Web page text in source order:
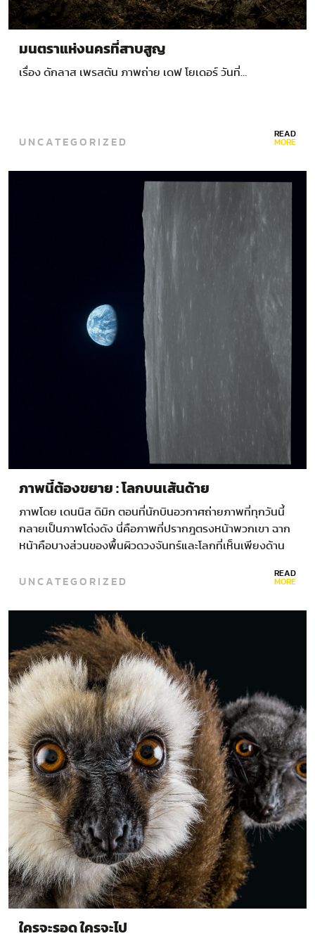
มนตราแห่งนครที่สาบสูญ
เรื่อง ดักลาส เพรสตัน ภาพถ่าย เดฟ โยเดอร์ วันที่…
UNCATEGORIZED READ
MORE
ภาพนี้ต้องขยาย : โลกบนเส้นด้าย
ภาพโดย เดนนิส ดิมิก ตอนที่นักบินอวกาศถ่ายภาพที่ทุกวันนี้
กลายเป็นภาพโด่งดัง นี่คือภาพที่ปรากฎตรงหน้าพวกเขา ฉาก
หน้าคือบางส่วนของพื้นผิวดวงจันทร์และโลกที่เห็นเพียงด้าน
UNCATEGORIZED READ
MORE
ใครจะรอด ใครจะไป